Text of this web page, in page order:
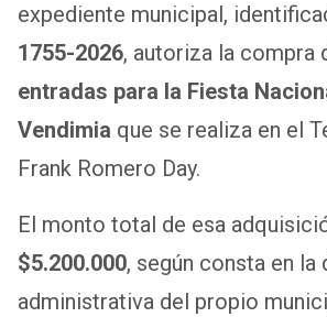
expediente municipal,
1755-2026, autoriza la compra
entradas para la Fiesta
Vendimia que se realiza en el
Frank Romero Day.
El monto total de esa
$5.200.000, según consta en
administrativa del propio